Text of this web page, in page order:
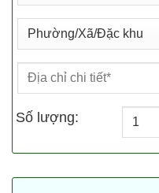
Số lượng: